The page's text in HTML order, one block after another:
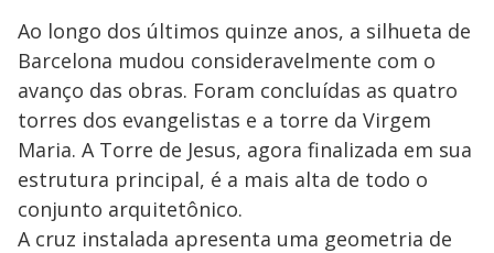
Ao longo dos últimos quinze anos, a silhueta de
Barcelona mudou consideravelmente com o
avanço das obras. Foram concluídas as quatro
torres dos evangelistas e a torre da Virgem
Maria. A Torre de Jesus, agora finalizada em sua
estrutura principal, é a mais alta de todo o
conjunto arquitetônico.
A cruz instalada apresenta uma geometria de